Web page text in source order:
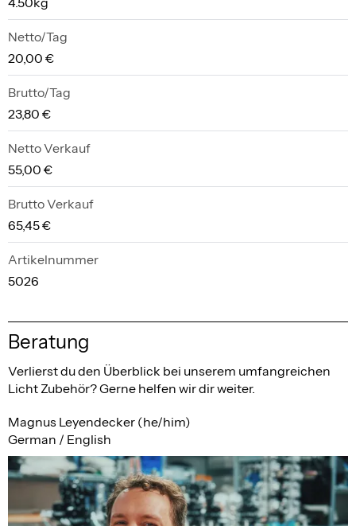
Netto/Tag
20,00 €
Brutto/Tag
23,80 €
Netto Verkauf
55,00 €
Brutto Verkauf
65,45 €
Artikelnummer
5026
Beratung
Verlierst du den Überblick bei unserem umfangreichen
Licht Zubehör? Gerne helfen wir dir weiter.
Magnus Leyendecker (he/him)
German / English